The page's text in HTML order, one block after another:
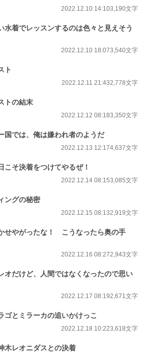
2022.12.10 14:103,190文字
着でレッスンするのは色々と見えそう
2022.12.10 18:073,540文字
ト
2022.12.11 21:432,778文字
トの結末
2022.12.12 08:183,350文字
では、俺は嫌われ者のようだ
2022.12.13 12:174,637文字
そ決着をつけてやるぜ！
2022.12.14 08:153,085文字
ングの秘密
2022.12.15 08:132,919文字
せやがったな！ こうなったら奥の手
2022.12.16 08:272,943文字
だけど、人間ではなくなったので思い
2022.12.17 08:192,671文字
とミラーカの追いかけっこ
2022.12.18 10:223,618文字
レオニダスとの決着